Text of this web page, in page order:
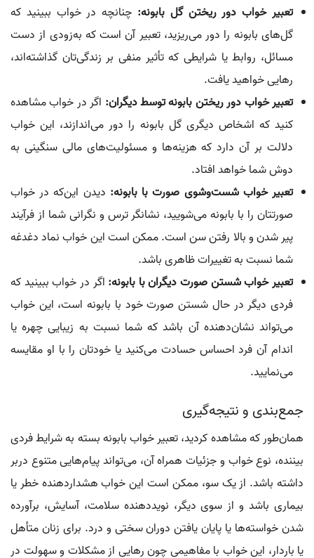
تعبیر خواب دور ریختن گل بابونه: چنانچه در خواب ببینید که
گل‌های بابونه را دور می‌ریزید، تعبیر آن است که به‌زودی از دست
مسائل، روابط یا شرایطی که تأثیر منفی بر زندگی‌تان گذاشته‌اند،
رهایی خواهید یافت.
تعبیر خواب دور ریختن بابونه توسط دیگران: اگر در خواب مشاهده
کنید که اشخاص دیگری گل بابونه را دور می‌اندازند، این خواب
دلالت بر آن دارد که هزینه‌ها و مسئولیت‌های مالی سنگینی به
دوش شما خواهد افتاد.
تعبیر خواب شست‌وشوی صورت با بابونه: دیدن این‌که در خواب
صورتتان را با بابونه می‌شویید، نشانگر ترس و نگرانی شما از فرآیند
پیر شدن و بالا رفتن سن است. ممکن است این خواب نماد دغدغه
شما نسبت به تغییرات ظاهری باشد.
تعبیر خواب شستن صورت دیگران با بابونه: اگر در خواب ببینید که
فردی دیگر در حال شستن صورت خود با بابونه است، این خواب
می‌تواند نشان‌دهنده آن باشد که شما نسبت به زیبایی چهره یا
اندام آن فرد احساس حسادت می‌کنید یا خودتان را با او مقایسه
می‌نمایید.
جمع‌بندی و نتیجه‌گیری
همان‌طور که مشاهده کردید، تعبیر خواب بابونه بسته به شرایط فردی
بیننده، نوع خواب و جزئیات همراه آن، می‌تواند پیام‌هایی متنوع دربر
داشته باشد. از یک سو، ممکن است این خواب هشداردهنده خطر یا
بیماری باشد و از سوی دیگر، نویددهنده سلامت، آسایش، برآورده
شدن خواسته‌ها یا پایان یافتن دوران سختی و درد. برای زنان متأهل
یا باردار، این خواب با مفاهیمی چون رهایی از مشکلات و سهولت در